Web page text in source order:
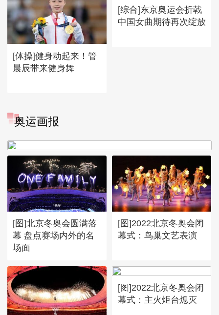
[体操]健身动起来！管
晨辰带来健身舞
[综合]东京奥运会折戟
中国女曲期待再次绽放
奥运画报
[图]冬奥会冬残奥会表彰大会
[图]北京冬奥会圆满落
幕 盘点赛场内外的名
场面
[图]2022北京冬奥会闭
幕式：鸟巢文艺表演
[图]2022北京冬奥会闭
幕式：主火炬台熄灭